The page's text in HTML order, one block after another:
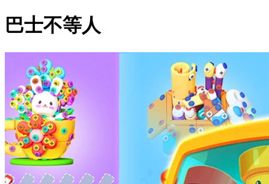
巴士不等人